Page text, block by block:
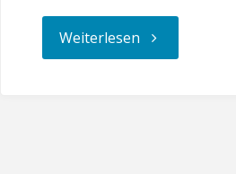
Weiterlesen "Werbung